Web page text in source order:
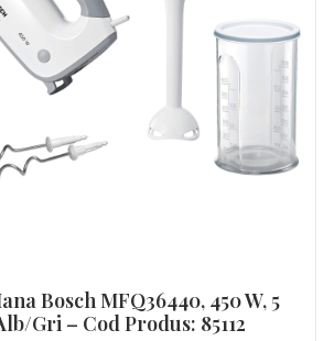
Bosch MFQ36440, 450 W, 5
Gri – Cod Produs: 85112